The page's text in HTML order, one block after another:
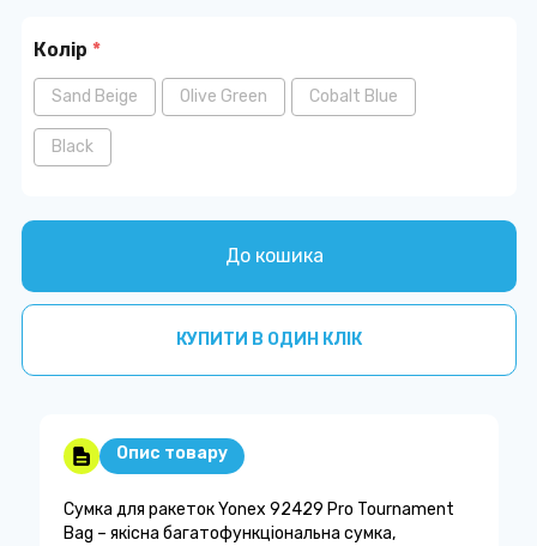
Колір *
Sand Beige Olive Green Cobalt Blue
Black
До кошика
КУПИТИ В ОДИН КЛІК
Опис товару
Сумка для ракеток Yonex 92429 Pro Tournament
Bag – якісна багатофункціональна сумка,